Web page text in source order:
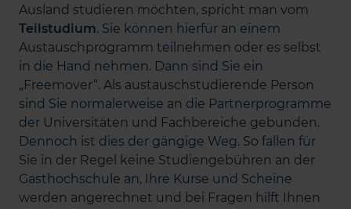
Ausland studieren möchten, spricht man vom
Teilstudium. Sie können hierfür an einem
Austauschprogramm teilnehmen oder es selbst
in die Hand nehmen. Dann sind Sie ein
„Freemover“. Als austauschstudierende Person
sind Sie normalerweise an die Partnerprogramme
der Universitäten und Fachbereiche gebunden.
Dennoch ist dies der gängige Weg. So fallen für
Sie in der Regel keine Studiengebühren an der
Gasthochschule an, Ihre Kurse und Scheine
werden angerechnet und bei Fragen hilft Ihnen